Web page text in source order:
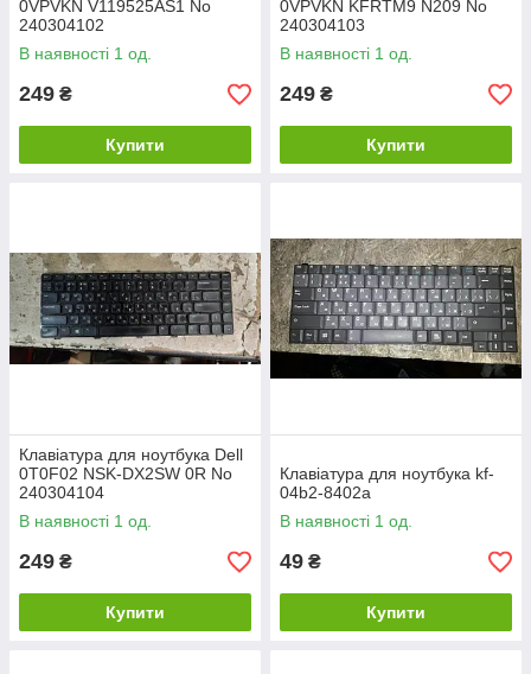
0VPVKN V119525AS1 No
240304102
В наявності 1 од.
249 ₴
Купити
0VPVKN KFRTM9 N209 No
240304103
В наявності 1 од.
249 ₴
Купити
Клавіатура для ноутбука Dell
0T0F02 NSK-DX2SW 0R No
240304104
В наявності 1 од.
249 ₴
Купити
Клавіатура для ноутбука kf-
04b2-8402a
В наявності 1 од.
49 ₴
Купити